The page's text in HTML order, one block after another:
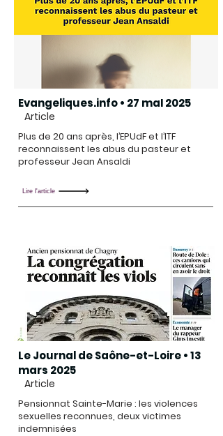
Evangeliques.info • 27 maI 2025
Article
Plus de 20 ans après, l’EPUdF et l’ITF
reconnaissent les abus du pasteur et
professeur Jean Ansaldi
Lire l'article
Le Journal de Saône-et-Loire • 13
mars 2025
Article
Pensionnat Sainte-Marie : les violences
sexuelles reconnues, deux victimes
indemnisées